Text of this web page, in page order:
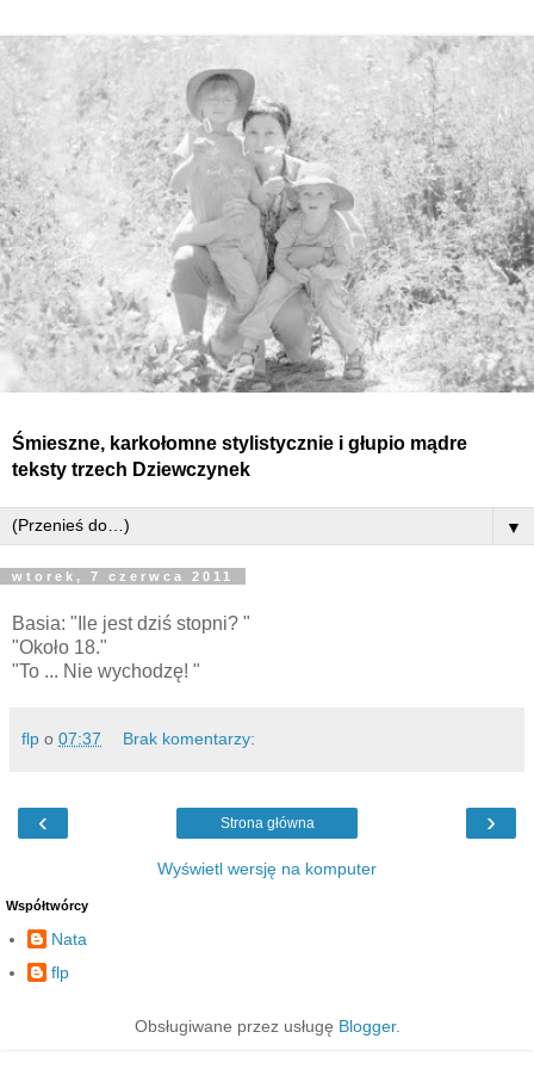
Śmieszne, karkołomne stylistycznie i głupio mądre
teksty trzech Dziewczynek
▼
wtorek, 7 czerwca 2011
Basia: "Ile jest dziś stopni? "
"Około 18."
"To ... Nie wychodzę! "
flp o 07:37 Brak komentarzy:
‹ ›
Strona główna
Wyświetl wersję na komputer
Współtwórcy
Nata
flp
Obsługiwane przez usługę Blogger.